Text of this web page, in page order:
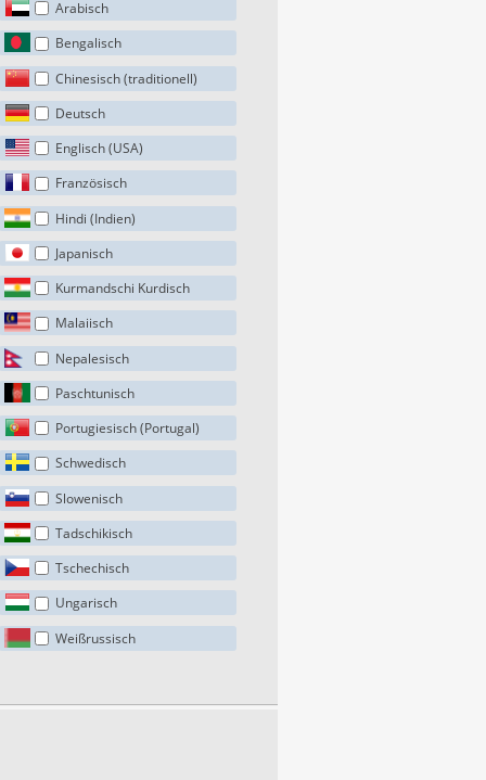
Arabisch
Bengalisch
Chinesisch (traditionell)
Deutsch
Englisch (USA)
Französisch
Hindi (Indien)
Japanisch
Kurmandschi Kurdisch
Malaiisch
Nepalesisch
Paschtunisch
Portugiesisch (Portugal)
Schwedisch
Slowenisch
Tadschikisch
Tschechisch
Ungarisch
Weißrussisch